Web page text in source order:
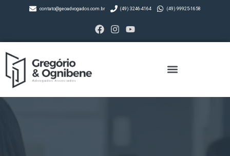
contato@geoadvogados.com.br (49) 3246-4164 (49) 99925-1658